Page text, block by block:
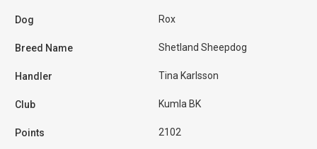
Rox
Shetland Sheepdog
Tina Karlsson
Kumla BK
2102